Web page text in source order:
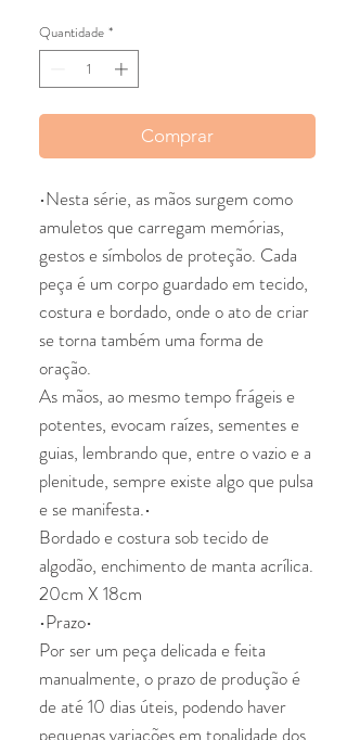
Quantidade *
Comprar
•Nesta série, as mãos surgem como
amuletos que carregam memórias,
gestos e símbolos de proteção. Cada
peça é um corpo guardado em tecido,
costura e bordado, onde o ato de criar
se torna também uma forma de
oração.
As mãos, ao mesmo tempo frágeis e
potentes, evocam raízes, sementes e
guias, lembrando que, entre o vazio e a
plenitude, sempre existe algo que pulsa
e se manifesta.•
Bordado e costura sob tecido de
algodão, enchimento de manta acrílica.
20cm X 18cm
•Prazo•
Por ser um peça delicada e feita
manualmente, o prazo de produção é
de até 10 dias úteis, podendo haver